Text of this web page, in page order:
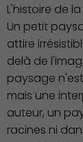
L'histoire de
Un petit
attire
delà de
paysage
mais une
auteur, un
racines ni